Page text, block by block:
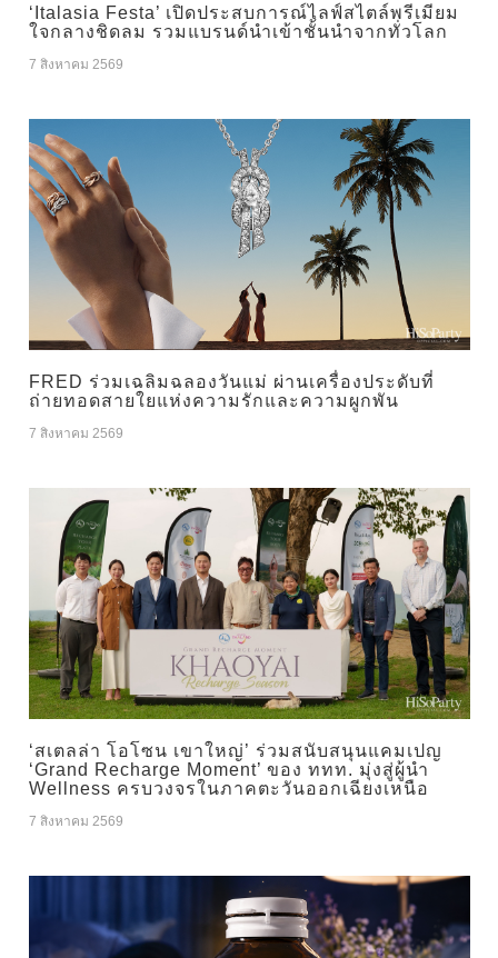
‘Italasia Festa’ เปิดประสบการณ์ไลฟ์สไตล์พรีเมียม
ใจกลางชิดลม รวมแบรนด์นำเข้าชั้นนำจากทั่วโลก
7 สิงหาคม 2569
FRED ร่วมเฉลิมฉลองวันแม่ ผ่านเครื่องประดับที่
ถ่ายทอดสายใยแห่งความรักและความผูกพัน
7 สิงหาคม 2569
‘สเตลล่า โอโซน เขาใหญ่’ ร่วมสนับสนุนแคมเปญ
‘Grand Recharge Moment’ ของ ททท. มุ่งสู่ผู้นำ
Wellness ครบวงจรในภาคตะวันออกเฉียงเหนือ
7 สิงหาคม 2569